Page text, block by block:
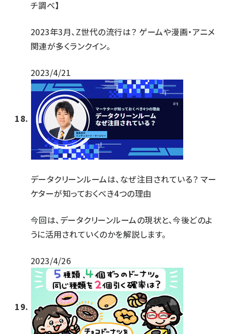
チ調べ】
2023年3月、Z世代の流行は？ ゲームや漫画・アニメ
関連が多くランクイン。
2023/4/21
データクリーンルームは、なぜ注目されている？ マー
ケターが知っておくべき4つの理由
今回は、データクリーンルームの現状と、今後どのよ
うに活用されていくのかを解説します。
2023/4/26